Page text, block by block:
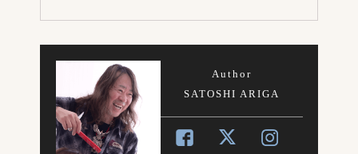
Author
SATOSHI ARIGA